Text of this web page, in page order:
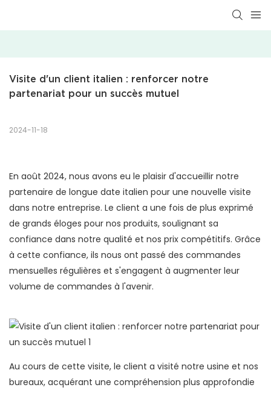
Visite d'un client italien : renforcer notre
partenariat pour un succès mutuel
2024-11-18
En août 2024, nous avons eu le plaisir d'accueillir notre
partenaire de longue date italien pour une nouvelle visite
dans notre entreprise. Le client a une fois de plus exprimé
de grands éloges pour nos produits, soulignant sa
confiance dans notre qualité et nos prix compétitifs. Grâce
à cette confiance, ils nous ont passé des commandes
mensuelles régulières et s'engagent à augmenter leur
volume de commandes à l'avenir.
Au cours de cette visite, le client a visité notre usine et nos
bureaux, acquérant une compréhension plus approfondie